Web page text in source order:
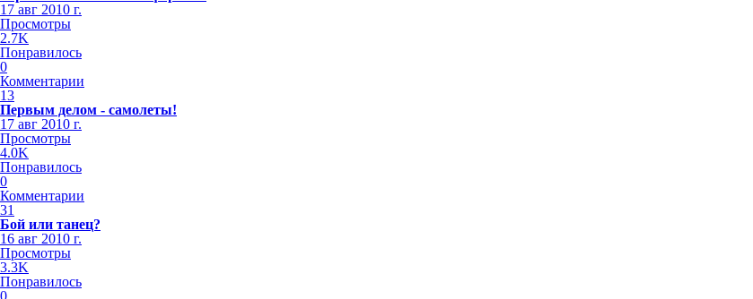
17 авг 2010 г.
Просмотры
2.7K
Понравилось
0
Комментарии
13
Первым делом - самолеты!
17 авг 2010 г.
Просмотры
4.0K
Понравилось
0
Комментарии
31
Бой или танец?
16 авг 2010 г.
Просмотры
3.3K
Понравилось
0